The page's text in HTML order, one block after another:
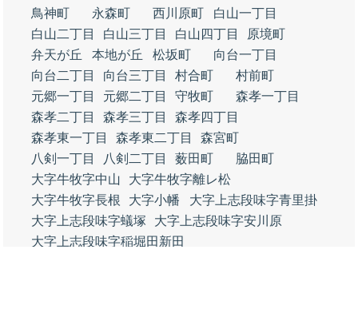
鳥神町
永森町 西川原町
白山一丁目
白山二丁目
白山三丁目 白山四丁目
原境町
弁天が丘
本地が丘 松坂町
向台一丁目
向台二丁目
向台三丁目 村合町
村前町
元郷一丁目
元郷二丁目 守牧町
森孝一丁目
森孝二丁目
森孝三丁目
森孝四丁目
森孝東一丁目
森孝東二丁目
森宮町
八剣一丁目
八剣二丁目 薮田町
脇田町
大字牛牧字中山
大字牛牧字離レ松
大字牛牧字長根
大字小幡
大字上志段味字青里掛
大字上志段味字蟻塚
大字上志段味字安川原
大字上志段味字稲堀田新田